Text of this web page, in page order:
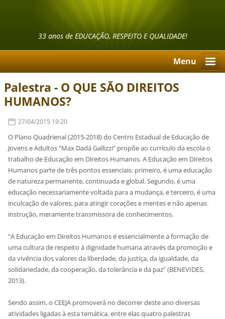
33 anos de EDUCAÇÃO, RESPEITO E QUALIDADE!
Menu
Palestra - O QUE SÃO DIREITOS
HUMANOS?
27/04/2015 19:20
O Plano Quadrienal (2015-2018) do Centro Estadual de Educação de
Jovens e Adultos “Max Dadá Gallizzi” propõe ao currículo da escola o
trabalho de Educação em Direitos Humanos. A Educação em Direitos
Humanos parte de três pontos essenciais: primeiro, é uma educação
de natureza permanente, continuada e global. Segundo, é uma
educação necessariamente voltada para a mudança, e terceiro, é uma
inculcação de valores, para atingir corações e mentes e não apenas
instrução, meramente transmissora de conhecimentos.
“A Educação em Direitos Humanos é essencialmente a formação de
uma cultura de respeito à dignidade humana através da promoção e
da vivência dos valores da liberdade, da justiça, da igualdade, da
solidariedade, da cooperação, da tolerância e da paz” (BENEVIDES,
2013).
Sendo assim, o CEEJA promoverá no decorrer deste ano diversas
atividades ligadas à esta temática, entre elas quatro palestras